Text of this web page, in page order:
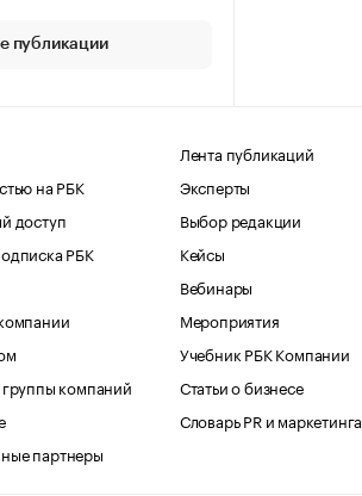
публикации
на РБК
доступ
РБК
компаний
партнеры
Лента публикаций
Эксперты
Выбор редакции
Кейсы
Вебинары
Мероприятия
Учебник РБК Компании
Статьи о бизнесе
Словарь PR и маркетинга